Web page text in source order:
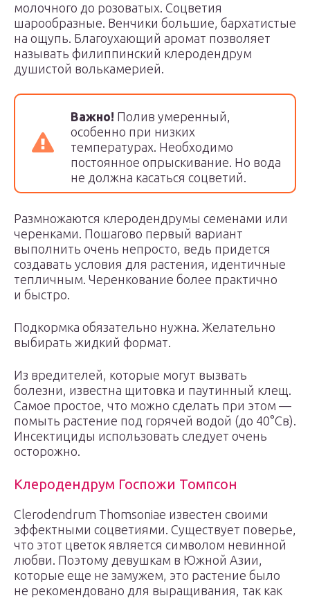
молочного до розоватых. Соцветия
шарообразные. Венчики большие, бархатистые
на ощупь. Благоухающий аромат позволяет
называть филиппинский клеродендрум
душистой волькамерией.
Важно! Полив умеренный,
особенно при низких
температурах. Необходимо
постоянное опрыскивание. Но вода
не должна касаться соцветий.
Размножаются клеродендрумы семенами или
черенками. Пошагово первый вариант
выполнить очень непросто, ведь придется
создавать условия для растения, идентичные
тепличным. Черенкование более практично
и быстро.
Подкормка обязательно нужна. Желательно
выбирать жидкий формат.
Из вредителей, которые могут вызвать
болезни, известна щитовка и паутинный клещ.
Самое простое, что можно сделать при этом —
помыть растение под горячей водой (до 40°Св).
Инсектициды использовать следует очень
осторожно.
Клеродендрум Госпожи Томпсон
Clerodendrum Thomsoniae известен своими
эффектными соцветиями. Существует поверье,
что этот цветок является символом невинной
любви. Поэтому девушкам в Южной Азии,
которые еще не замужем, это растение было
не рекомендовано для выращивания, так как